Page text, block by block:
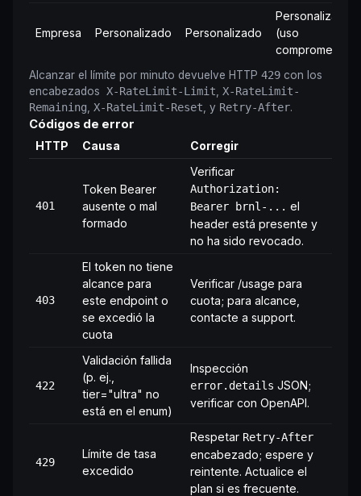
Empresa Personalizado Personalizado
Personalizado
(uso
comprometido)
Alcanzar el límite por minuto devuelve HTTP 429 con los
encabezados
X-RateLimit-Limit
X-RateLimit-
Remaining
X-RateLimit-Reset , y Retry-After.
Códigos de error
HTTP Causa Corregir
401
Token Bearer
ausente o mal
formado
Verificar
Authorization:
Bearer brnl-... el
header está presente y
no ha sido revocado.
403
El token no tiene
alcance para
este endpoint o
se excedió la
cuota
Verificar /usage para
cuota; para alcance,
contacte a support.
422
Validación fallida
(p. ej.,
tier="ultra" no
está en el enum)
Inspección
error.details JSON;
verificar con OpenAPI.
429
Límite de tasa
excedido
Respetar Retry-After
encabezado; espere y
reintente. Actualice el
plan si es frecuente.